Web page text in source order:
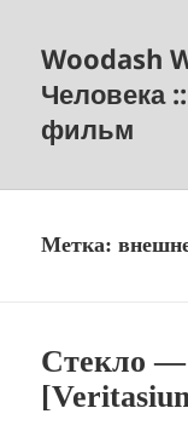
Woodash
Человека
фильм
Метка:
Стекло —